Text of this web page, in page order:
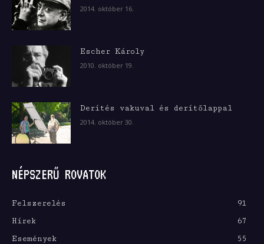
2014. október 16.
Escher Károly
2010. október 19.
Derítés vakuval és derítőlappal
2014. október 30.
NÉPSZERŰ ROVATOK
Felszerelés
91
Hírek
67
Események
55